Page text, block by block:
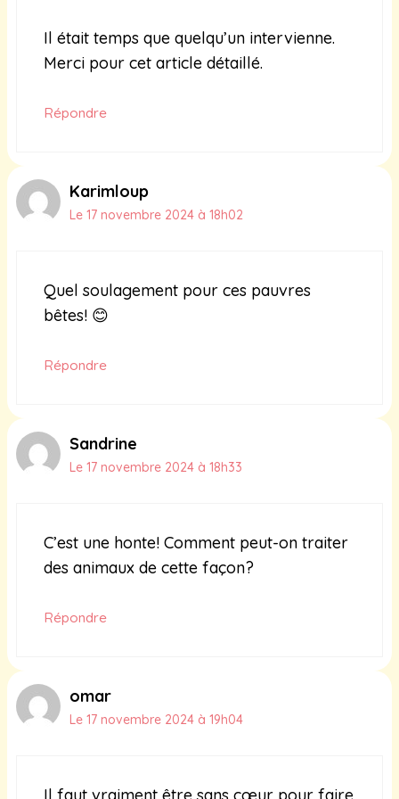
Il était temps que quelqu’un intervienne.
Merci pour cet article détaillé.
Répondre
Karimloup
Le 17 novembre 2024 à 18h02
Quel soulagement pour ces pauvres
bêtes! 😊
Répondre
Sandrine
Le 17 novembre 2024 à 18h33
C’est une honte! Comment peut-on traiter
des animaux de cette façon?
Répondre
omar
Le 17 novembre 2024 à 19h04